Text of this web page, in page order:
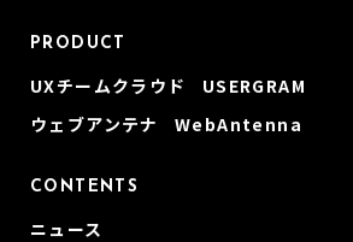
PRODUCT
UXチームクラウド USERGRAM
ウェブアンテナ WebAntenna
CONTENTS
ニュース